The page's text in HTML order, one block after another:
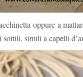
oppure a
simili a capelli